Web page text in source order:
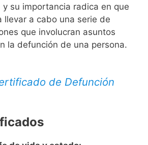
su importancia radica en que
llevar a cabo una serie de
que involucran asuntos
la defunción de una persona.
de Defunción